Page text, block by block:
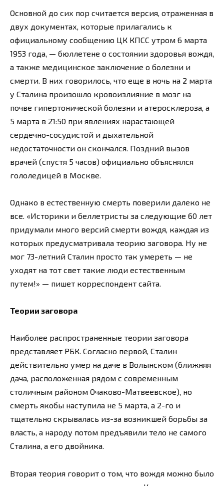
Основной до сих пор считается версия, отраженная в
двух документах, которые прилагались к
официальному сообщению ЦК КПСС утром 6 марта
1953 года, — бюллетене о состоянии здоровья вождя,
а также медицинское заключение о болезни и
смерти. В них говорилось, что еще в ночь на 2 марта
у Сталина произошло кровоизлияние в мозг на
почве гипертонической болезни и атеросклероза, а
5 марта в 21:50 при явлениях нарастающей
сердечно-сосудистой и дыхательной
недостаточности он скончался. Поздний вызов
врачей (спустя 5 часов) официально объяснялся
гололедицей в Москве.
Однако в естественную смерть поверили далеко не
все. «Историки и беллетристы за следующие 60 лет
придумали много версий смерти вождя, каждая из
которых предусматривала теорию заговора. Ну не
мог 73-летний Сталин просто так умереть — не
уходят на тот свет такие люди естественным
путем!» — пишет корреспондент сайта.
Теории заговора
Наиболее распространенные теории заговора
представляет РБК. Согласно первой, Сталин
действительно умер на даче в Волынском (ближняя
дача, расположенная рядом с современным
столичным районом Очаково-Матвеевское), но
смерть якобы наступила не 5 марта, а 2-го и
тщательно скрывалась из-за возникшей борьбы за
власть, а народу потом предъявили тело не самого
Сталина, а его двойника.
Вторая теория говорит о том, что вождя можно было